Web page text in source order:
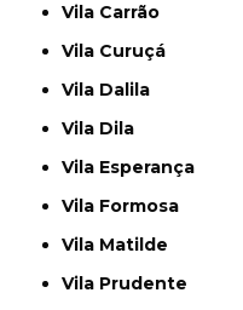
Vila Carrão
Vila Curuçá
Vila Dalila
Vila Dila
Vila Esperança
Vila Formosa
Vila Matilde
Vila Prudente